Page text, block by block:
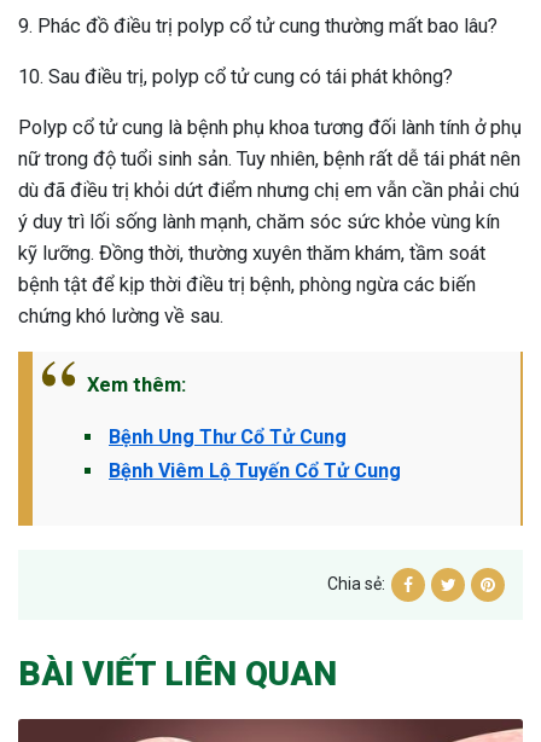
9. Phác đồ điều trị polyp cổ tử cung thường mất bao lâu?
10. Sau điều trị, polyp cổ tử cung có tái phát không?
Polyp cổ tử cung là bệnh phụ khoa tương đối lành tính ở phụ
nữ trong độ tuổi sinh sản. Tuy nhiên, bệnh rất dễ tái phát nên
dù đã điều trị khỏi dứt điểm nhưng chị em vẫn cần phải chú
ý duy trì lối sống lành mạnh, chăm sóc sức khỏe vùng kín
kỹ lưỡng. Đồng thời, thường xuyên thăm khám, tầm soát
bệnh tật để kịp thời điều trị bệnh, phòng ngừa các biến
chứng khó lường về sau.
Xem thêm:
Bệnh Ung Thư Cổ Tử Cung
Bệnh Viêm Lộ Tuyến Cổ Tử Cung
Chia sẻ:
BÀI VIẾT LIÊN QUAN